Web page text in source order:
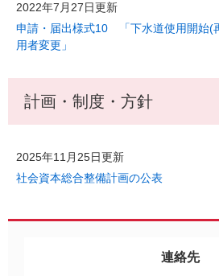
2022年7月27日更新
申請・届出様式10 「下水道使用開始(
用者変更」
計画・制度・方針
2025年11月25日更新
社会資本総合整備計画の公表
連絡先